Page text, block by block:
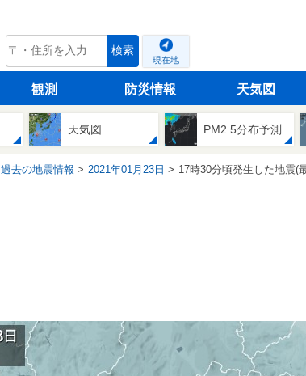
tenki.jp 検索
現在地
観測 防災情報 天気図
天気図 PM2.5分布予測
過去の地震情報 2021年01月23日 17時30分頃発生した地震(